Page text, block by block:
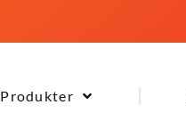
Produkter